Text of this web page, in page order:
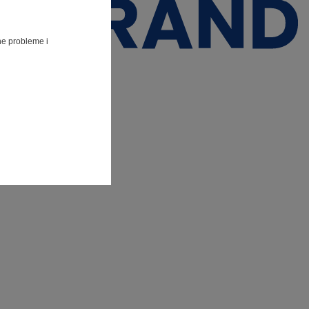
probleme i